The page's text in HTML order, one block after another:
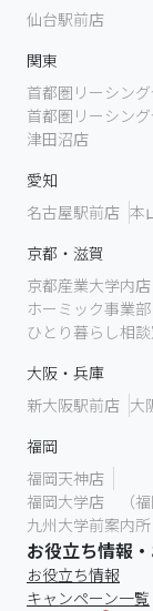
仙台駅前店
関東
首都圏リーシン
首都圏リーシン
津田沼店
愛知
名古屋駅前店 本
京都・滋賀
京都産業大学内店
ホーミック事業部
ひとり暮らし相
大阪・兵庫
新大阪駅前店 大
福岡
福岡天神店
福岡大学店 （福
九州大学前案内所
お役立ち情報
お役立ち情報
キャンペーン一覧